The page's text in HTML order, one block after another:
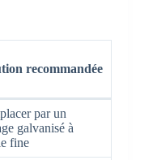
recommandée
par un
galvanisé à
fine